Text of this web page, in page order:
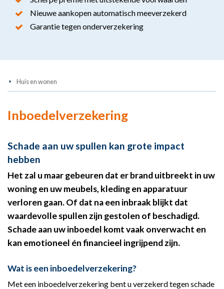
Nieuwe aankopen automatisch meeverzekerd
Garantie tegen onderverzekering
Huis en wonen
Inboedelverzekering
Schade aan uw spullen kan grote impact
hebben
Het zal u maar gebeuren dat er brand uitbreekt in uw
woning en uw meubels, kleding en apparatuur
verloren gaan. Of dat na een inbraak blijkt dat
waardevolle spullen zijn gestolen of beschadigd.
Schade aan uw inboedel komt vaak onverwacht en
kan emotioneel én financieel ingrijpend zijn.
Wat is een inboedelverzekering?
Met een inboedelverzekering bent u verzekerd tegen schade